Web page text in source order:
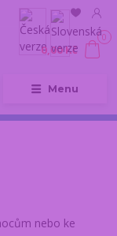
Menu
0
0,00 Kč
nebo ke